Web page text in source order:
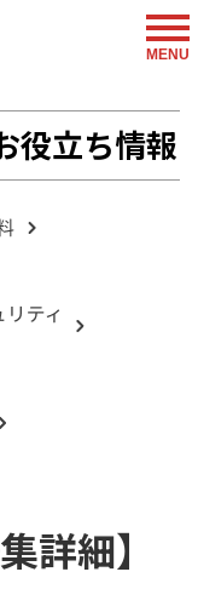
MENU
役立ち情報
詳細】